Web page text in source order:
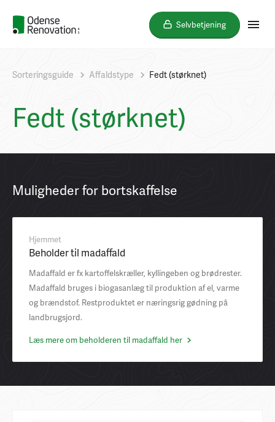
Selvbetjening
Sorteringsguide Affaldstype Fedt (størknet)
Fedt (størknet)
Muligheder for bortskaffelse
Hjemmet
Beholder til madaffald
Madaffald er fx kartoffelskræller, kyllingeben og brødrester.
Madaffald bruges i biogasanlæg til produktion af el, varme
og brændstof. Restproduktet er næringsrig gødning på
landbrugsjord.
Læs mere om beholderen til madaffald her